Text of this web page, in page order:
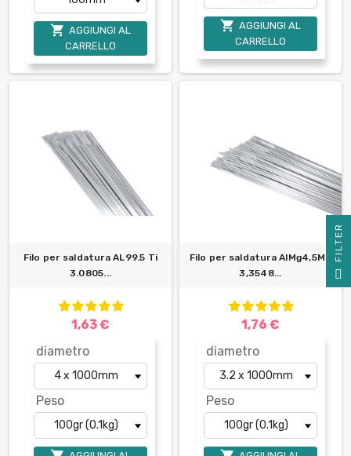
 AGGIUNGI AL
CARRELLO
 AGGIUNGI AL
CARRELLO
Filo per saldatura AL99.5 Ti
3.0805...
1,63 €
diametro
Peso
Filo per saldatura AlMg4,5Mn
3,3548...
1,76 €
diametro
Peso
R